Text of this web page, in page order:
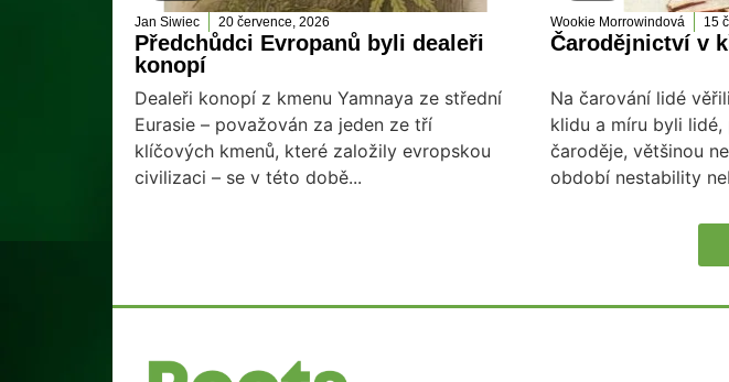
Jan Siwiec 20 července, 2026
Předchůdci Evropanů byli dealeři
konopí
Dealeři konopí z kmenu Yamnaya ze střední
Eurasie – považován za jeden ze tří
klíčových kmenů, které založily evropskou
civilizaci – se v této době...
Wookie Morrowindová 15
Čarodějnictví v
Na čarování lidé
klidu a míru byli lidé,
čaroděje, většinou
období nestability